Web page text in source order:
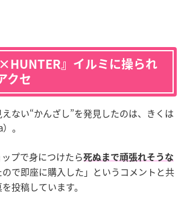
』イルミに操られ
クセ
ない“かんざし”を発見したのは、きくは
。
ップで身につけたら死ぬまで頑張れそうな
で即座に購入した」というコメントと共
投稿しています。